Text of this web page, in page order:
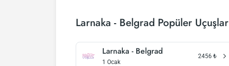
Larnaka - Belgrad Popüler Uçuşlar
Larnaka - Belgrad
1 Ocak
2456 ₺